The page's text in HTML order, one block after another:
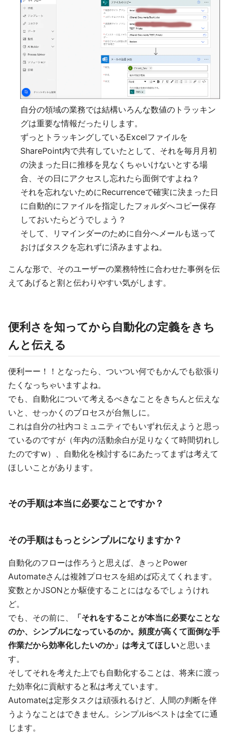
自分の領域の業務では結構いろんな数値のトラッキン
グは重要な情報だったりします。
ずっとトラッキングしているExcelファイルを
SharePoint内で共有していたとして、それを毎月月初
の決まった日に推移を見なくちゃいけないとする場
合、その日にアクセスし忘れたら面倒ですよね？
それを忘れないためにRecurrenceで確実に決まった日
に自動的にファイルを指定したフォルダへコピー保存
しておいたらどうでしょう？
そして、リマインダーのために自分へメールも送って
おけばタスクを忘れずに済みますよね。
こんな形で、そのユーザーの業務特性に合わせた事例を伝
えてあげると割と伝わりやすい気がします。
便利さを知ってから自動化の定義をきち
んと伝える
便利ーー！！となったら、ついつい何でもかんでも欲張り
たくなっちゃいますよね。
でも、自動化について考えるべきなことをきちんと伝えな
いと、せっかくのプロセスが台無しに。
これは自分の社内コミュニティでもいずれ伝えようと思っ
ているのですが（年内の活動余白が足りなくて時間切れし
たのですw）、自動化を検討するにあたってまずは考えて
ほしいことがあります。
その手順は本当に必要なことですか？
その手順はもっとシンプルになりますか？
自動化のフローは作ろうと思えば、きっとPower
Automateさんは複雑プロセスを組めば応えてくれます。
変数とかJSONとか駆使することにはなるでしょうけれ
ど。
でも、その前に、
「それをすることが本当に必要なことな
のか、シンプルになっているのか。頻度が高くて面倒な手
作業だから効率化したいのか」は考えてほしいと思いま
す。
そしてそれを考えた上でも自動化することは、将来に渡っ
た効率化に貢献すると私は考えています。
Automateは定形タスクは頑張れるけど、人間の判断を伴
うようなことはできません。シンプルisベストは全てに通
じます。